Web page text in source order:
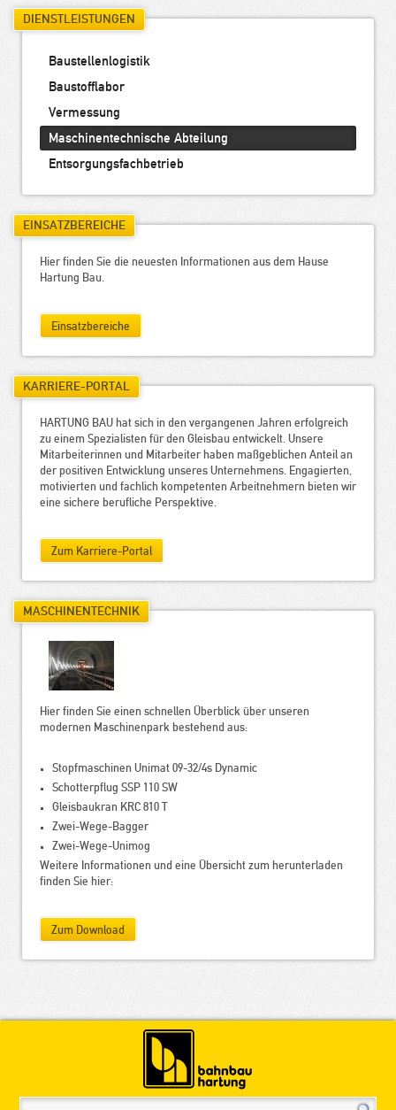
DIENSTLEISTUNGEN
Baustellenlogistik
Baustofflabor
Vermessung
Maschinentechnische Abteilung
Entsorgungsfachbetrieb
EINSATZBEREICHE
Hier finden Sie die neuesten Informationen aus dem Hause
Hartung Bau.
Einsatzbereiche
KARRIERE-PORTAL
HARTUNG BAU hat sich in den vergangenen Jahren erfolgreich
zu einem Spezialisten für den Gleisbau entwickelt. Unsere
Mitarbeiterinnen und Mitarbeiter haben maßgeblichen Anteil an
der positiven Entwicklung unseres Unternehmens. Engagierten,
motivierten und fachlich kompetenten Arbeitnehmern bieten wir
eine sichere berufliche Perspektive.
Zum Karriere-Portal
MASCHINENTECHNIK
Hier finden Sie einen schnellen Überblick über unseren
modernen Maschinenpark bestehend aus:
Stopfmaschinen Unimat 09-32/4s Dynamic
Schotterpflug SSP 110 SW
Gleisbaukran KRC 810 T
Zwei-Wege-Bagger
Zwei-Wege-Unimog
Weitere Informationen und eine Übersicht zum herunterladen
finden Sie hier:
Zum Download